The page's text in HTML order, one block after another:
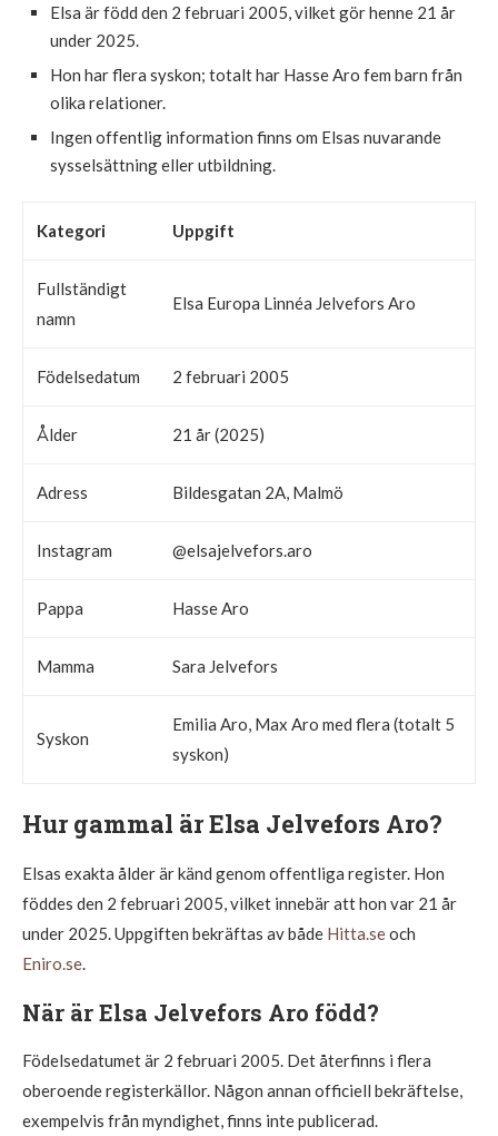
Elsa är född den 2 februari 2005, vilket gör henne 21 år
under 2025.
Hon har flera syskon; totalt har Hasse Aro fem barn från
olika relationer.
Ingen offentlig information finns om Elsas nuvarande
sysselsättning eller utbildning.
Kategori Uppgift
Fullständigt
namn
Elsa Europa Linnéa Jelvefors Aro
Födelsedatum 2 februari 2005
Ålder 21 år (2025)
Adress Bildesgatan 2A, Malmö
Instagram @elsajelvefors.aro
Pappa Hasse Aro
Mamma Sara Jelvefors
Syskon
Emilia Aro, Max Aro med flera (totalt 5
syskon)
Hur gammal är Elsa Jelvefors Aro?
Elsas exakta ålder är känd genom offentliga register. Hon
föddes den 2 februari 2005, vilket innebär att hon var 21 år
under 2025. Uppgiften bekräftas av både Hitta.seoch
Eniro.se.
När är Elsa Jelvefors Aro född?
Födelsedatumet är 2 februari 2005. Det återfinns i flera
oberoende registerkällor. Någon annan officiell bekräftelse,
exempelvis från myndighet, finns inte publicerad.